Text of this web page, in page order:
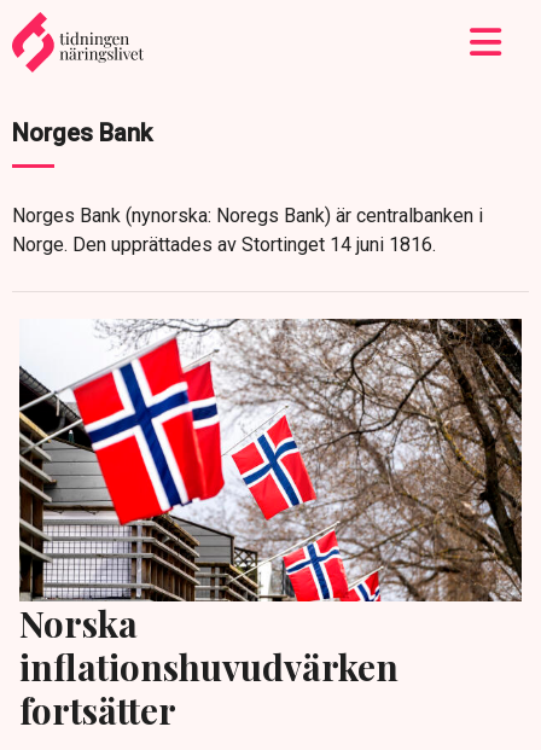
Norges Bank
Norges Bank (nynorska: Noregs Bank) är centralbanken i
Norge. Den upprättades av Stortinget 14 juni 1816.
Norska
inflationshuvudvärken
fortsätter